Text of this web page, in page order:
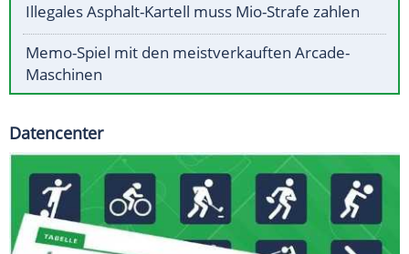
Illegales Asphalt-Kartell muss Mio-Strafe zahlen
Memo-Spiel mit den meistverkauften Arcade-
Maschinen
Datencenter